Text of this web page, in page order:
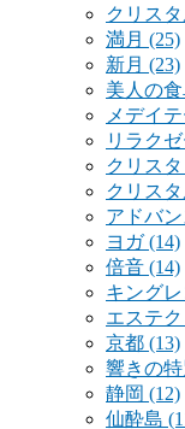
クリス
満月 (25)
新月 (23)
美人の
メデイ
リラク
クリス
クリス
アドバ
ヨガ(14)
倍音 (14)
キング
エステ
京都 (13)
響きの
静岡 (12)
仙酔島